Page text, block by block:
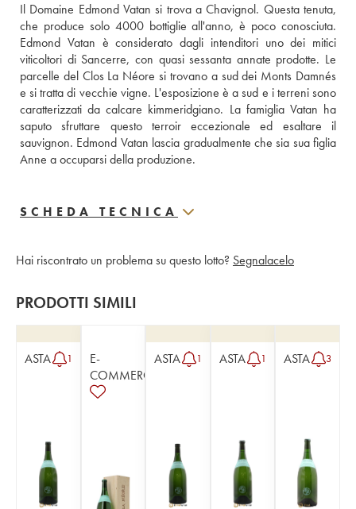
Il Domaine Edmond Vatan si trova a Chavignol. Questa tenuta,
che produce solo 4000 bottiglie all'anno, è poco conosciuta.
Edmond Vatan è considerato dagli intenditori uno dei mitici
viticoltori di Sancerre, con quasi sessanta annate prodotte. Le
parcelle del Clos La Néore si trovano a sud dei Monts Damnés
e si tratta di vecchie vigne. L'esposizione è a sud e i terreni sono
caratterizzati da calcare kimmeridgiano. La famiglia Vatan ha
saputo sfruttare questo terroir eccezionale ed esaltare il
sauvignon. Edmond Vatan lascia gradualmente che sia sua figlia
Anne a occuparsi della produzione.
SCHEDA TECNICA
Hai riscontrato un problema su questo lotto? Segnalacelo
PRODOTTI SIMILI
ASTA 1
E-
COMMERCE
ASTA 1 ASTA 1 ASTA 3